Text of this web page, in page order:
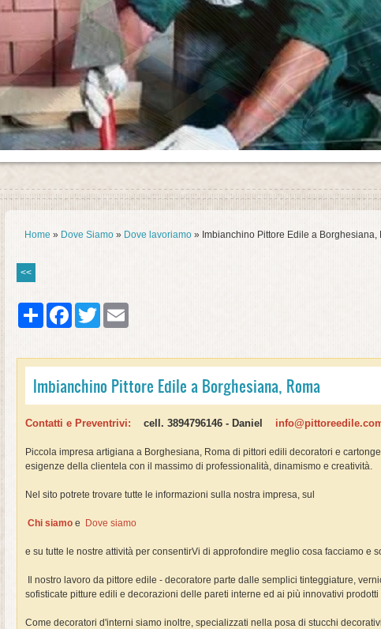
Home » Dove Siamo » Dove lavoriamo » Imbianchino Pittore Edile a Borghesiana,
<<
Share FacebookTwitter
Imbianchino Pittore Edile a Borghesiana, Roma
Contatti e Preventrivi: cell. 3894796146 - Daniel
Piccola impresa artigiana a Borghesiana, Roma di pittori edili decoratori e
esigenze della clientela con il massimo di professionalità, dinamismo e creatività.
Nel sito potrete trovare tutte le informazioni sulla nostra impresa, sul
Chi siamo e Dove siamo
e su tutte le nostre attività per consentirVi di approfondire meglio cosa facciamo e
Il nostro lavoro da pittore edile - decoratore parte dalle semplici tinteggiature,
sofisticate pitture edili e decorazioni delle pareti interne ed ai più innovativi
Come decoratori d'interni siamo inoltre, specializzati nella posa di stucchi